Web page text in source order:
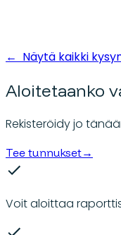
← Näytä kaikki
Aloitetaanko
Rekisteröidy jo
Tee tunnukset→
Voit aloittaa